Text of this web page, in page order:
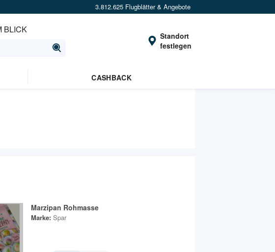
3.812.625 Flugblätter & Angebote
BLICK
Standort
festlegen
CASHBACK
Marzipan Rohmasse
Marke: Spar